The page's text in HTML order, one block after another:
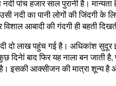
हजार साल पुरानी है। मान्यता
नदी का पानी लोगों की जिंदगी के
आबादी की गंदगी ही बहती
दो लाख पहुंच गई है। अधिकांश
बाद फिर यह नाला बन जाती है,
इसकी आक्सीजन की मात्रा शून्य है